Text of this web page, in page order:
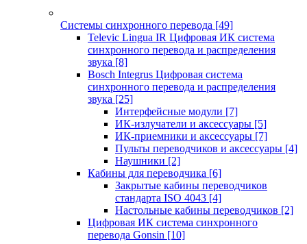
Системы синхронного перевода [49]
Televic Lingua IR Цифровая ИК система
синхронного перевода и распределения
звука [8]
Bosch Integrus Цифровая система
синхронного перевода и распределения
звука [25]
Интерфейсные модули [7]
ИК-излучатели и аксессуары [5]
ИК-приемники и аксессуары [7]
Пульты переводчиков и аксессуары [4]
Наушники [2]
Кабины для переводчика [6]
Закрытые кабины переводчиков
стандарта ISO 4043 [4]
Настольные кабины переводчиков [2]
Цифровая ИК система синхронного
перевода Gonsin [10]